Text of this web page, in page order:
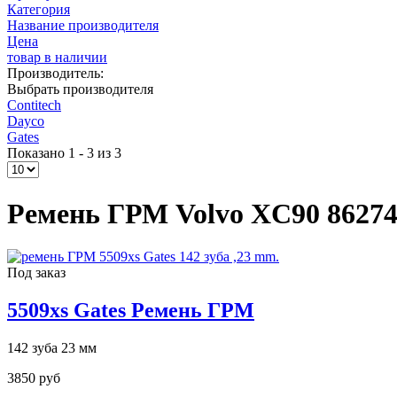
Категория
Название производителя
Цена
товар в наличии
Производитель:
Выбрать производителя
Contitech
Dayco
Gates
Показано 1 - 3 из 3
Ремень ГРМ Volvo XC90
Под заказ
5509xs Gates Ремень ГРМ
142 зуба 23 мм
3850 руб